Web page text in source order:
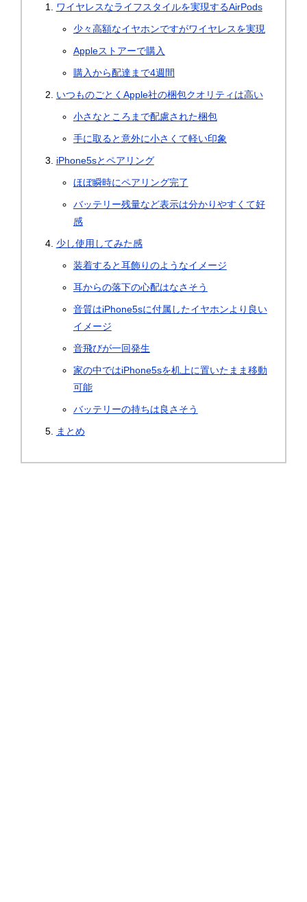
ワイヤレスなライフスタイルを実現するAirPods
少々高額なイヤホンですがワイヤレスを実現
Appleストアーで購入
購入から配達まで4週間
いつものごとくApple社の梱包クオリティは高い
小さなところまで配慮された梱包
手に取ると意外に小さくて軽い印象
iPhone5sとペアリング
ほぼ瞬時にペアリング完了
バッテリー残量など表示は分かりやすくて好
感
少し使用してみた感
装着すると耳飾りのようなイメージ
耳からの落下の心配はなさそう
音質はiPhone5sに付属したイヤホンより良い
イメージ
音飛びが一回発生
家の中ではiPhone5sを机上に置いたまま移動
可能
バッテリーの持ちは良さそう
まとめ